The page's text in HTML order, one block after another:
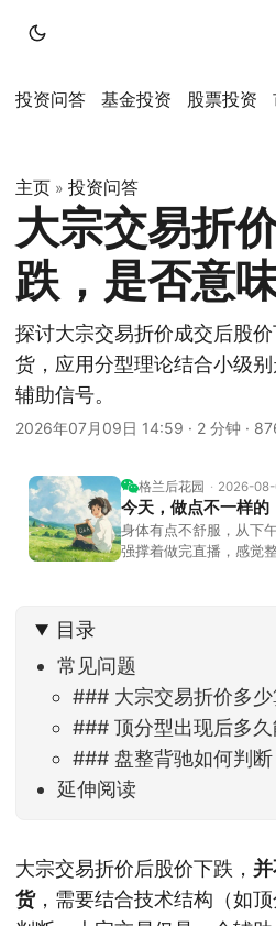
投资问答 基金投资 股票投资
主页 » 投资问答
大宗交易折
跌，是否意
探讨大宗交易折价成交后股
货，应用分型理论结合小级
辅助信号。
2026年07月09日 14:59 · 2 分钟 ·
格兰后花园 2026-
今天，做点不一样的
身体有点不舒服，从下
强撑着做完直播，感觉
问的，可以给他点个赞
量挑选5个比较
目录
常见问题
### 大宗交易折价多少
### 顶分型出现后多久
### 盘整背驰如何判断
延伸阅读
大宗交易折价后股价下跌，
货，需要结合技术结构（如